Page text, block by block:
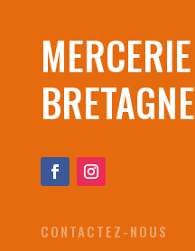
MERCERIE
BRETAGNE
CONTACTEZ-NOUS